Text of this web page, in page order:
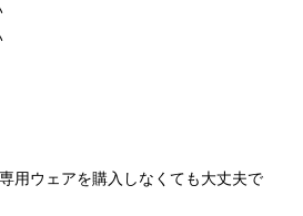
用ウェアを購入しなくても大丈夫で